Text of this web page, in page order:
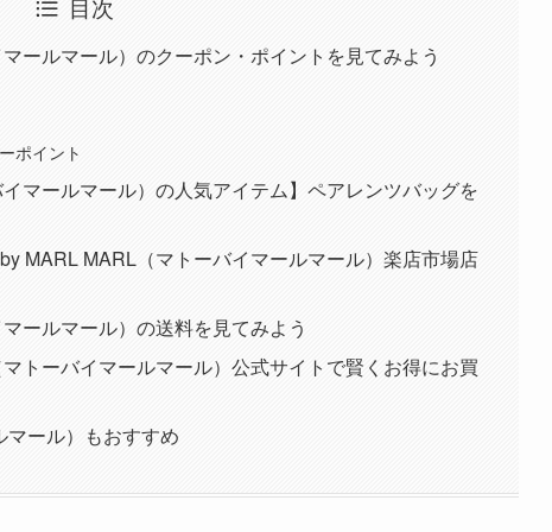
目次
ールマール）のクーポン・ポイントを見てみよう
ポイント
マールマール）の人気アイテム】ペアレンツバッグを
MARL MARL（マトーバイマールマール）楽店市場店
ールマール）の送料を見てみよう
トーバイマールマール）公式サイトで賢くお得にお買
ール）もおすすめ